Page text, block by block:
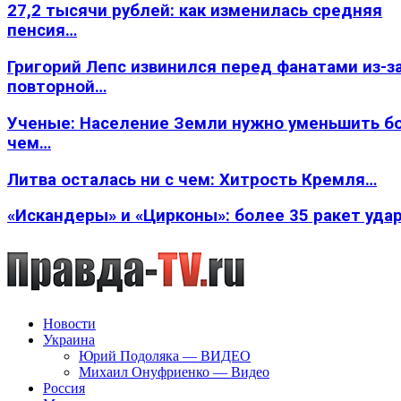
27,2 тысячи рублей: как изменилась средняя
пенсия…
Григорий Лепс извинился перед фанатами из-
повторной…
Ученые: Население Земли нужно уменьшить
чем…
Литва осталась ни с чем: Хитрость Кремля…
«Искандеры» и «Цирконы»: более 35 ракет
Новости
Украина
Юрий Подоляка — ВИДЕО
Михаил Онуфриенко — Видео
Россия